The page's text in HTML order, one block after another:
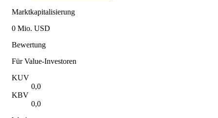
Marktkapitalisierung
0 Mio. USD
Bewertung
Für Value-Investoren
KUV
0,0
KBV
0,0